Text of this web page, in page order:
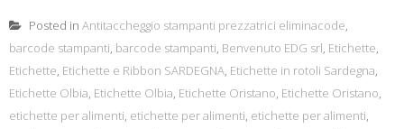
Posted in Antitaccheggio stampanti prezzatrici eliminacode,
barcode stampanti, barcode stampanti, Benvenuto EDG srl, Etichette,
Etichette, Etichette e Ribbon SARDEGNA, Etichette in rotoli Sardegna,
Etichette Olbia, Etichette Olbia, Etichette Oristano, Etichette Oristano,
etichette per alimenti, etichette per alimenti, etichette per alimenti,